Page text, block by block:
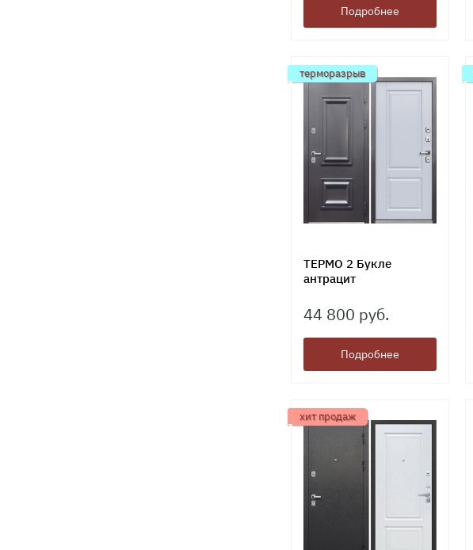
Подробнее
терморазрыв
ТЕРМО 2 Букле
антрацит
44 800 руб.
Подробнее
хит продаж